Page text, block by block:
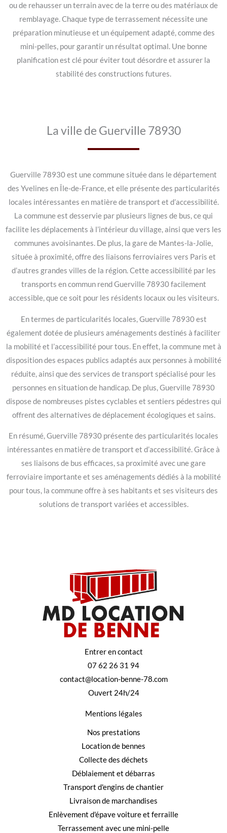
ou de rehausser un terrain avec de la terre ou des matériaux de
remblayage. Chaque type de terrassement nécessite une
préparation minutieuse et un équipement adapté, comme des
mini-pelles, pour garantir un résultat optimal. Une bonne
planification est clé pour éviter tout désordre et assurer la
stabilité des constructions futures.
La ville de Guerville 78930
Guerville 78930 est une commune située dans le département
des Yvelines en Île-de-France, et elle présente des particularités
locales intéressantes en matière de transport et d’accessibilité.
La commune est desservie par plusieurs lignes de bus, ce qui
facilite les déplacements à l’intérieur du village, ainsi que vers les
communes avoisinantes. De plus, la gare de Mantes-la-Jolie,
située à proximité, offre des liaisons ferroviaires vers Paris et
d’autres grandes villes de la région. Cette accessibilité par les
transports en commun rend Guerville 78930 facilement
accessible, que ce soit pour les résidents locaux ou les visiteurs.
En termes de particularités locales, Guerville 78930 est
également dotée de plusieurs aménagements destinés à faciliter
la mobilité et l’accessibilité pour tous. En effet, la commune met à
disposition des espaces publics adaptés aux personnes à mobilité
réduite, ainsi que des services de transport spécialisé pour les
personnes en situation de handicap. De plus, Guerville 78930
dispose de nombreuses pistes cyclables et sentiers pédestres qui
offrent des alternatives de déplacement écologiques et sains.
En résumé, Guerville 78930 présente des particularités locales
intéressantes en matière de transport et d’accessibilité. Grâce à
ses liaisons de bus efficaces, sa proximité avec une gare
ferroviaire importante et ses aménagements dédiés à la mobilité
pour tous, la commune offre à ses habitants et ses visiteurs des
solutions de transport variées et accessibles.
Entrer en contact
07 62 26 31 94
contact@location-benne-78.com
Ouvert 24h/24
Mentions légales
Nos prestations
Location de bennes
Collecte des déchets
Déblaiement et débarras
Transport d'engins de chantier
Livraison de marchandises
Enlèvement d'épave voiture et ferraille
Terrassement avec une mini-pelle